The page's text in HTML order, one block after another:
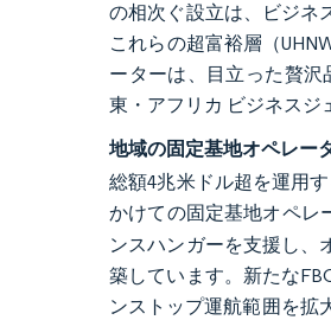
の相次ぐ設立は、ビジネ
これらの超富裕層（
ーターは、目立った贅
東・アフリカ ビジネスジ
地域の固定基地オペレー
総額4兆米ドル超を運用
かけての固定基地オペレ
ンスハンガーを支援し、
築しています。新たな
ンストップ運航範囲を拡